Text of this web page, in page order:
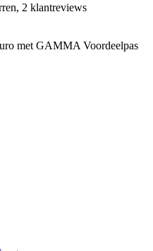
2 klantreviews
met GAMMA Voordeelpas